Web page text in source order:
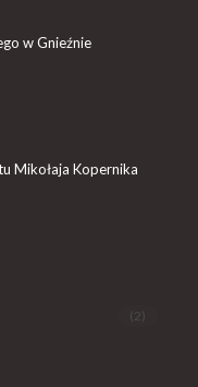
w Gnieźnie
Mikołaja Kopernika
(2)